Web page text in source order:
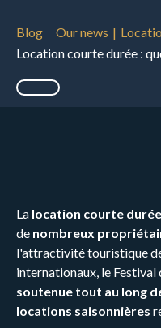
Blog Our news |
Location courte durée :
La location courte durée
de nombreux
l'attractivité touristique
internationaux, le Festival
soutenue tout au long
locations saisonnières